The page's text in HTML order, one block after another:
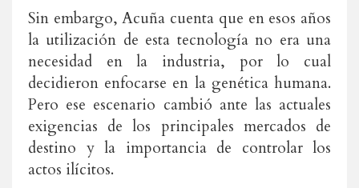
Sin embargo, Acuña cuenta que en esos años
la utilización de esta tecnología no era una
necesidad en la industria, por lo cual
decidieron enfocarse en la genética humana.
Pero ese escenario cambió ante las actuales
exigencias de los principales mercados de
destino y la importancia de controlar los
actos ilícitos.